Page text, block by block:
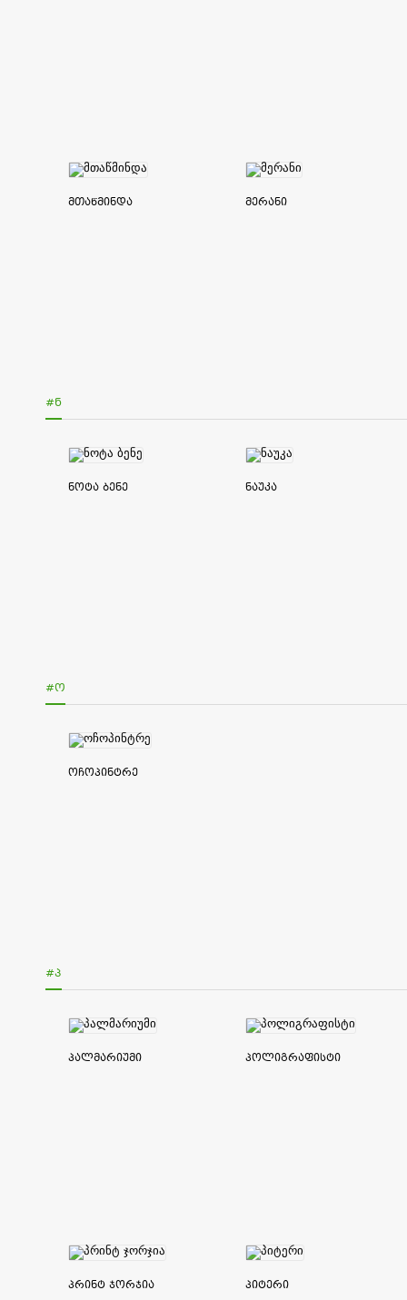
მთაწმინდა მერანი
#Ნ
ნოტა ბენე ნაუკა
#Ო
ოჩოპინტრე
#Პ
პალმარიუმი პოლიგრაფისტი
პრინტ ჯორჯია პიტერი